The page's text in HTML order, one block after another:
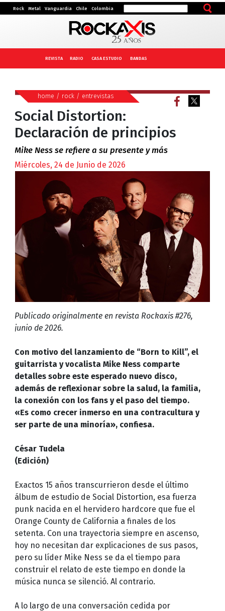
Rock Metal Vanguardia Chile Colombia
REVISTA RADIO CASA ESTUDIO BANDAS
home / rock/ entrevistas
Social Distortion:
Declaración de principios
Mike Ness se refiere a su presente y más
Miércoles, 24 de Junio de 2026
Publicado originalmente en revista Rockaxis #276,
junio de 2026.
Con motivo del lanzamiento de “Born to Kill”, el
guitarrista y vocalista Mike Ness comparte
detalles sobre este esperado nuevo disco,
además de reflexionar sobre la salud, la familia,
la conexión con los fans y el paso del tiempo.
«Es como crecer inmerso en una contracultura y
ser parte de una minoría», confiesa.
César Tudela
(Edición)
Exactos 15 años transcurrieron desde el último
álbum de estudio de Social Distortion, esa fuerza
punk nacida en el hervidero hardcore que fue el
Orange County de California a finales de los
setenta. Con una trayectoria siempre en ascenso,
hoy no necesitan dar explicaciones de sus pasos,
pero su líder Mike Ness se da el tiempo para
construir el relato de este tiempo en donde la
música nunca se silenció. Al contrario.
A lo largo de una conversación cedida por